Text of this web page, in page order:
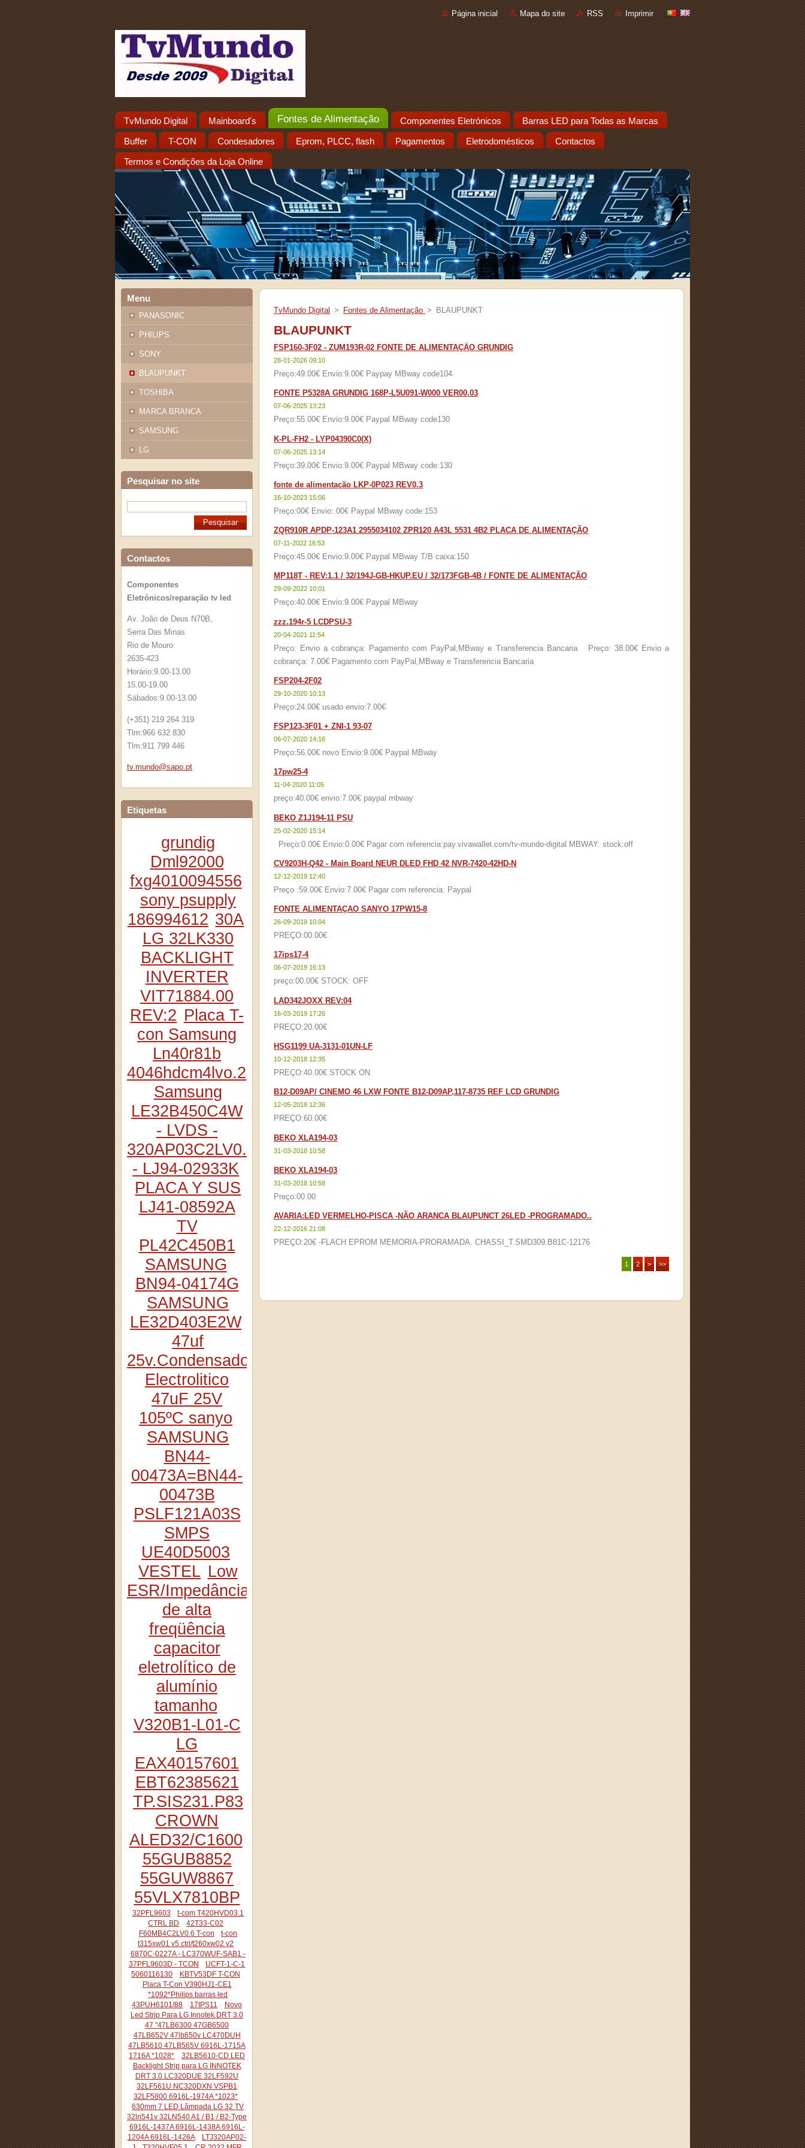
Página inicial Mapa do site RSS Imprimir
TvMundo Digital Mainboard's Fontes de Alimentação Componentes Eletrónicos Barras LED para Todas as Marcas
Buffer T-CON Condesadores Eprom, PLCC, flash Pagamentos Eletrodomésticos Contactos
Termos e Condições da Loja Online
Menu
PANASONIC
PHILIPS
SONY
BLAUPUNKT
TOSHIBA
MARCA BRANCA
SAMSUNG
LG
Pesquisar no site
Contactos
Componentes
Eletrónicos/reparação tv led
Av. João de Deus N70B,
Serra Das Minas
Rio de Mouro
2635-423
Horário:9.00-13.00
15.00-19.00
Sábados:9.00-13.00
(+351) 219 264 319
Tlm:966 632 830
Tlm:911 799 446
tv.mundo@sapo.pt
Etiquetas
grundig
Dml92000
fxg4010094556
sony psupply
186994612 30A
LG 32LK330
BACKLIGHT
INVERTER
VIT71884.00
REV:2 Placa T-
con Samsung
Ln40r81b
4046hdcm4lvo.2
Samsung
LE32B450C4W
- LVDS -
320AP03C2LV0.2
- LJ94-02933K
PLACA Y SUS
LJ41-08592A
TV
PL42C450B1
SAMSUNG
BN94-04174G
SAMSUNG
LE32D403E2W
47uf
25v.Condensador
Electrolitico
47uF 25V
105ºC sanyo
SAMSUNG
BN44-
00473A=BN44-
00473B
PSLF121A03S
SMPS
UE40D5003
VESTEL Low
ESR/Impedância
de alta
freqüência
capacitor
eletrolítico de
alumínio
tamanho
V320B1-L01-C
LG
EAX40157601
EBT62385621
TP.SIS231.P83
CROWN
ALED32/C1600
55GUB8852
55GUW8867
55VLX7810BP
32PFL9603
t-com T420HVD03.1
CTRL BD
42T33-C02
F60MB4C2LV0.6 T-con
t-con
t315xw01 v5 ctrl/t260xw02 v2
6870C-0227A - LC370WUF-SAB1 -
37PFL9603D - TCON
UCFT-1-C-1
5060116130
KBTV53DF T-CON
Placa T-Con V390HJ1-CE1
*1092*Philips barras led
43PUH6101/88
17IPS11
Novo
Led Strip Para LG Innotek DRT 3.0
47 "47LB6300 47GB6500
47LB652V 47lb650v LC470DUH
47LB5610 47LB565V 6916L-1715A
1716A *1028*
32LB5610-CD LED
Backlight Strip para LG INNOTEK
DRT 3.0 LC320DUE 32LF592U
32LF561U NC320DXN VSPB1
32LF5800 6916L-1974A *1023*
630mm 7 LED Lâmpada LG 32 TV
32ln541v 32LN540 A1 / B1 / B2-Type
6916L-1437A 6916L-1438A 6916L-
1204A 6916L-1426A
LTJ320AP02-
TvMundo Digital > Fontes de Alimentação > BLAUPUNKT
BLAUPUNKT
FSP160-3F02 - ZUM193R-02 FONTE DE ALIMENTAÇÃO GRUNDIG
28-01-2026 09:10
Preço:49.00€ Envio:9.00€ Paypay MBway code104
FONTE P5328A GRUNDIG 168P-L5U091-W000 VER00.03
07-06-2025 13:23
Preço:55.00€ Envio:9.00€ Paypal MBway code130
K-PL-FH2 - LYP04390C0(X)
07-06-2025 13:14
Preço:39.00€ Envio:9.00€ Paypal MBway code:130
fonte de alimentação LKP-0P023 REV0.3
16-10-2023 15:06
Preço:00€ Envio:.00€ Paypal MBway code:153
ZQR910R APDP-123A1 2955034102 ZPR120 A43L 5531 4B2 PLACA DE ALIMENTAÇÃO
07-11-2022 16:53
Preço:45.00€ Envio:9.00€ Paypal MBway T/B caixa:150
MP118T - REV:1.1 / 32/194J-GB-HKUP.EU / 32/173FGB-4B / FONTE DE ALIMENTAÇÃO
29-09-2022 10:01
Preço:40.00€ Envio:9.00€ Paypal MBway
zzz.194r-5 LCDPSU-3
20-04-2021 11:54
Preço: Envio a cobrança: Pagamento com PayPal,MBway e Transferencia Bancaria Preço: 38.00€ Envio a
cobrança: 7.00€ Pagamento com PayPal,MBway e Transferencia Bancaria
FSP204-2F02
29-10-2020 10:13
Preço:24.00€ usado envio:7.00€
FSP123-3F01 + ZNI-1 93-07
06-07-2020 14:16
Preço:56.00€ novo Envio:9.00€ Paypal MBway
17pw25-4
11-04-2020 11:05
preço:40.00€ envio:7.00€ paypal mbway
BEKO Z1J194-11 PSU
25-02-2020 15:14
Preço:0.00€ Envio:0.00€ Pagar com referencia:pay.vivawallet.com/tv-mundo-digital MBWAY: stock:off
CV9203H-Q42 - Main Board NEUR DLED FHD 42 NVR-7420-42HD-N
12-12-2019 12:40
Preço :59.00€ Envio:7.00€ Pagar com referencia: Paypal
FONTE ALIMENTAÇAO SANYO 17PW15-8
26-09-2019 10:04
PREÇO:00.00€
17ips17-4
06-07-2019 16:13
preço:00.00€ STOCK: OFF
LAD342JOXX REV:04
16-03-2019 17:26
PREÇO:20.00€
HSG1199 UA-3131-01UN-LF
10-12-2018 12:35
PREÇO:40.00€ STOCK ON
B12-D09AP/ CINEMO 46 LXW FONTE B12-D09AP,117-8735 REF LCD GRUNDIG
12-05-2018 12:36
PREÇO:60.00€
BEKO XLA194-03
31-03-2018 10:58
BEKO XLA194-03
31-03-2018 10:58
Preço:00.00
AVARIA:LED VERMELHO-PISCA -NÃO ARANCA BLAUPUNCT 26LED -PROGRAMADO..
22-12-2016 21:08
PREÇO:20€ -FLACH EPROM MEMORIA-PRORAMADA. CHASSI_T.SMD309.B81C-12176
1 2 > >>